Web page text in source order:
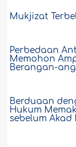
Mukjizat
Perbedaan
Memohon
Berangan-
Berduaan
Hukum
sebelum Akad